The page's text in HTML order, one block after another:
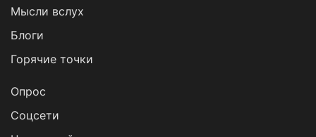
Мысли вслух
Блоги
Горячие точки
Опрос
Cоцсети